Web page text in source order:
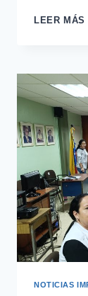
LEER MÁS
NOTICIAS